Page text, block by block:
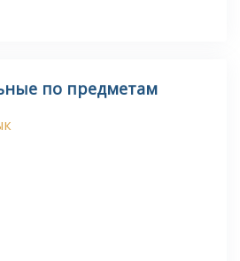
по предметам